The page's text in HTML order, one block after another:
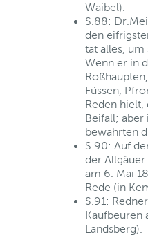
Waibel).
S.88:
den
tat alles, um
Wenn er in
Füssen,
Reden hielt,
Beifall; aber
bewahrten
S.90: Auf
der
am 6. Mai
Rede (in
S.91:
Kaufbeuren
Landsberg).